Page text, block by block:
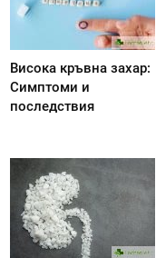
Висока кръвна захар:
Симптоми и
последствия